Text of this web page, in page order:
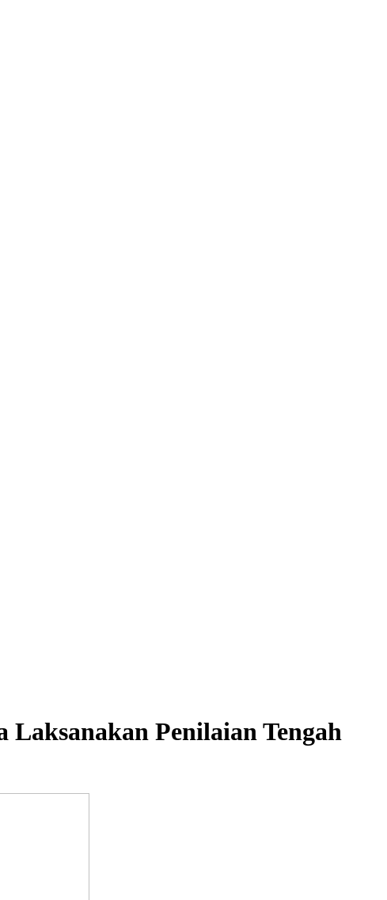
Penilaian Tengah